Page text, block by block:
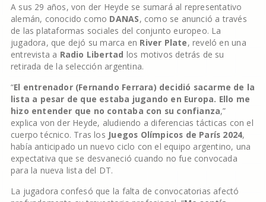
A sus 29 años, von der Heyde se sumará al representativo
alemán, conocido como DANAS, como se anunció a través
de las plataformas sociales del conjunto europeo. La
jugadora, que dejó su marca en River Plate, reveló en una
entrevista a Radio Libertad los motivos detrás de su
retirada de la selección argentina.
“El entrenador (Fernando Ferrara) decidió sacarme de la
lista a pesar de que estaba jugando en Europa. Ello me
hizo entender que no contaba con su confianza,”
explica von der Heyde, aludiendo a diferencias tácticas con el
cuerpo técnico. Tras los Juegos Olímpicos de París 2024,
había anticipado un nuevo ciclo con el equipo argentino, una
expectativa que se desvaneció cuando no fue convocada
para la nueva lista del DT.
La jugadora confesó que la falta de convocatorias afectó